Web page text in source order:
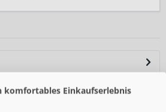
unsere...mehr
komfortables Einkaufserlebnis